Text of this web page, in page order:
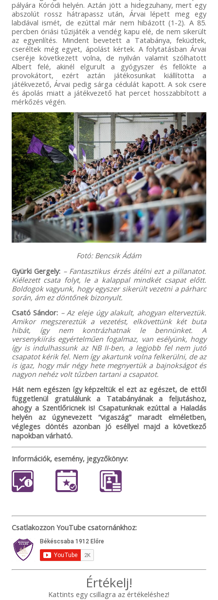
pályára Kóródi helyén. Aztán jött a hidegzuhany, mert egy
abszolút rossz hátrapassz után, Árvai lépett meg egy
labdával ismét, de ezúttal már nem hibázott (1-2). A 85.
percben óriási tűzijáték a vendég kapu elé, de nem sikerült
az egyenlítés. Mindent bevetett a Tatabánya, feküdtek,
cseréltek még egyet, ápolást kértek. A folytatásban Árvai
cseréje következett volna, de nyilván valamit szólhatott
Albert felé, akinél elgurult a gyógyszer és fellökte a
provokátort, ezért aztán játékosunkat kiállította a
játékvezető, Árvai pedig sárga cédulát kapott. A sok csere
és ápolás miatt a játékvezető hat percet hosszabbított a
mérkőzés végén.
Fotó: Bencsik Ádám
Gyürki Gergely: – Fantasztikus érzés átélni ezt a pillanatot.
Kiélezett csata folyt, le a kalappal mindkét csapat előtt.
Boldogok vagyunk, hogy egyszer sikerült vezetni a párharc
során, ám ez döntőnek bizonyult.
Csató Sándor: – Az eleje úgy alakult, ahogyan elterveztük.
Amikor megszereztük a vezetést, elkövettünk két buta
hibát, így nem kontrázhatnak le bennünket. A
versenykiírás egyértelműen fogalmaz, van esélyünk, hogy
így is indulhassunk az NB II-ben, a legjobb fel nem jutó
csapatot kérik fel. Nem így akartunk volna felkerülni, de az
is igaz, hogy már négy hete megnyertük a bajnokságot és
nagyon nehéz volt tűzben tartani a csapatot.
Hát nem egészen így képzeltük el ezt az egészet, de ettől
függetlenül gratulálunk a Tatabányának a feljutáshoz,
ahogy a Szentlőricnek is! Csapatunknak ezúttal a Haladás
helyén az úgynevezett “vigaszág” maradt elméletben,
végleges döntés azonban jó eséllyel majd a következő
napokban várható.
Információk, esemény, jegyzőkönyv:
Csatlakozzon YouTube csatornánkhoz:
Értékelj!
Kattints egy csillagra az értékeléshez!